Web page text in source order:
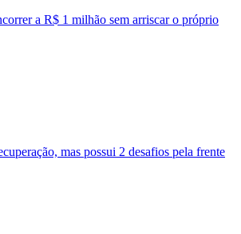
a R$ 1 milhão sem arriscar o próprio
mas possui 2 desafios pela frente